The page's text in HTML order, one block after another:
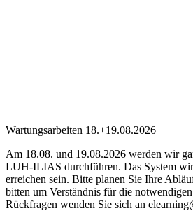
Wartungsarbeiten 18.+19.08.2026
Am 18.08. und 19.08.2026 werden wir
LUH-ILIAS durchführen. Das System
erreichen sein. Bitte planen Sie Ihre
bitten um Verständnis für die
Rückfragen wenden Sie sich an